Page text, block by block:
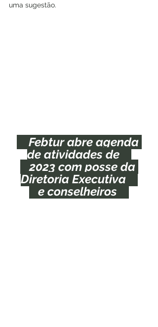
uma sugestão.
de atividades de
   2023 com posse da
Diretoria Executiva
   e conselheiros